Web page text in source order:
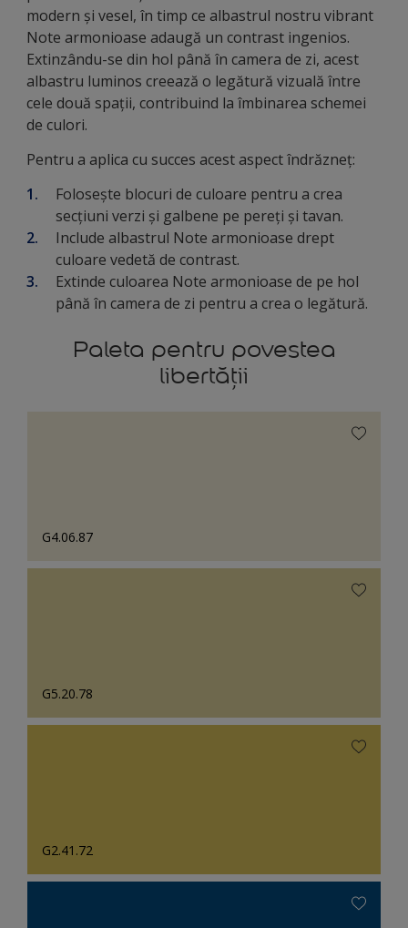
modern și vesel, în timp ce albastrul nostru vibrant
Note armonioase adaugă un contrast ingenios.
Extinzându-se din hol până în camera de zi, acest
albastru luminos creează o legătură vizuală între
cele două spații, contribuind la îmbinarea schemei
de culori.
Pentru a aplica cu succes acest aspect îndrăzneț:
Folosește blocuri de culoare pentru a crea
secțiuni verzi și galbene pe pereți și tavan.
Include albastrul Note armonioase drept
culoare vedetă de contrast.
Extinde culoarea Note armonioase de pe hol
până în camera de zi pentru a crea o legătură.
Paleta pentru povestea
libertății
G4.06.87
G5.20.78
G2.41.72